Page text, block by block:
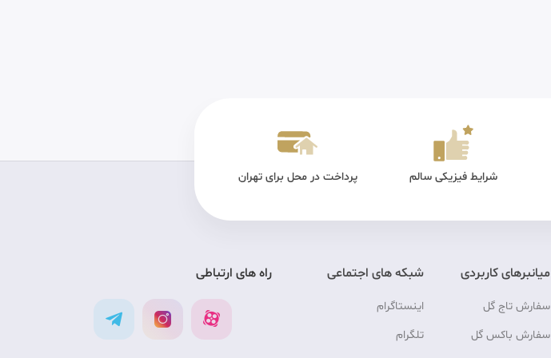
شرایط فیزیکی سالم پرداخت در محل برای تهران
میانبرهای کاربردی
سفارش تاج گل
سفارش باکس گل
شبکه های اجتماعی
اینستاگرام
تلگرام
راه های ارتباطی